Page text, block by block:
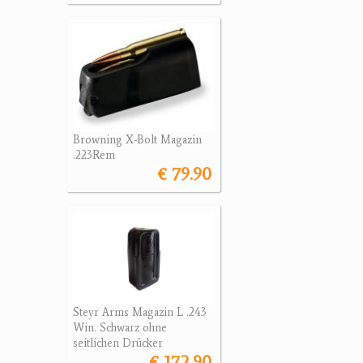
Browning X-Bolt Magazin
.223Rem
€ 79.90
Steyr Arms Magazin L .243
Win. Schwarz ohne
seitlichen Drücker